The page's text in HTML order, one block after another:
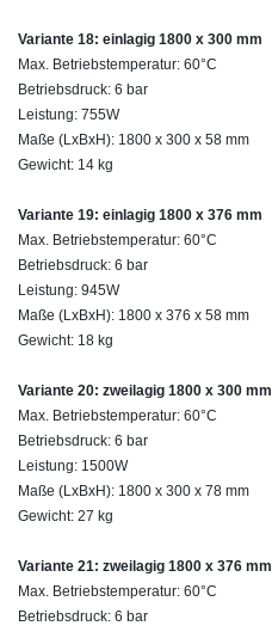
Variante 18: einlagig 1800 x 300 mm
Max. Betriebstemperatur: 60°C
Betriebsdruck: 6 bar
Leistung: 755W
Maße (LxBxH): 1800 x 300 x 58 mm
Gewicht: 14 kg
Variante 19: einlagig 1800 x 376 mm
Max. Betriebstemperatur: 60°C
Betriebsdruck: 6 bar
Leistung: 945W
Maße (LxBxH): 1800 x 376 x 58 mm
Gewicht: 18 kg
Variante 20: zweilagig 1800 x 300 mm
Max. Betriebstemperatur: 60°C
Betriebsdruck: 6 bar
Leistung: 1500W
Maße (LxBxH): 1800 x 300 x 78 mm
Gewicht: 27 kg
Variante 21: zweilagig 1800 x 376 mm
Max. Betriebstemperatur: 60°C
Betriebsdruck: 6 bar